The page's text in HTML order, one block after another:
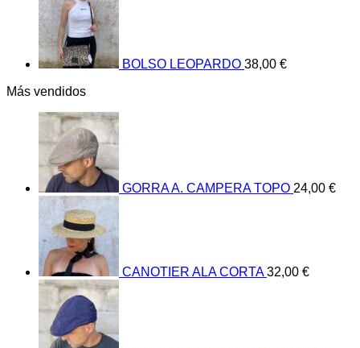
BOLSO LEOPARDO 38,00 €
Más vendidos
GORRA A. CAMPERA TOPO 24,00 €
CANOTIER ALA CORTA 32,00 €